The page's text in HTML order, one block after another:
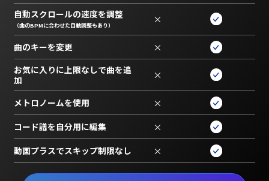
自動スクロールの速度を調整
（曲のBPMに合わせた自動調整もあり） ×
曲のキーを変更 ×
お気に入りに上限なしで曲を追
加
×
メトロノームを使用 ×
コード譜を自分用に編集 ×
動画プラスでスキップ制限なし ×